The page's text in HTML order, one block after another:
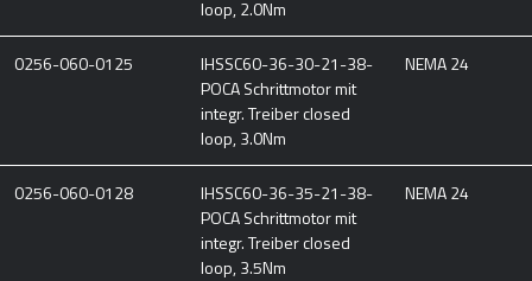
loop, 2.0Nm
0256-060-0125
IHSSC60-36-30-21-38-
POCA Schrittmotor mit
integr. Treiber closed
loop, 3.0Nm
NEMA 24
0256-060-0128
IHSSC60-36-35-21-38-
POCA Schrittmotor mit
integr. Treiber closed
loop, 3.5Nm
NEMA 24